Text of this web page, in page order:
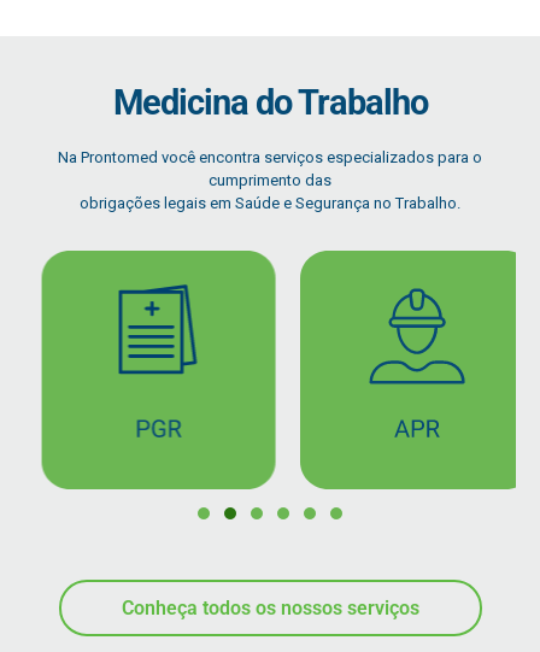
Medicina do Trabalho
Na Prontomed você encontra serviços especializados para o
cumprimento das
obrigações legais em Saúde e Segurança no Trabalho.
Conheça todos os nossos serviços